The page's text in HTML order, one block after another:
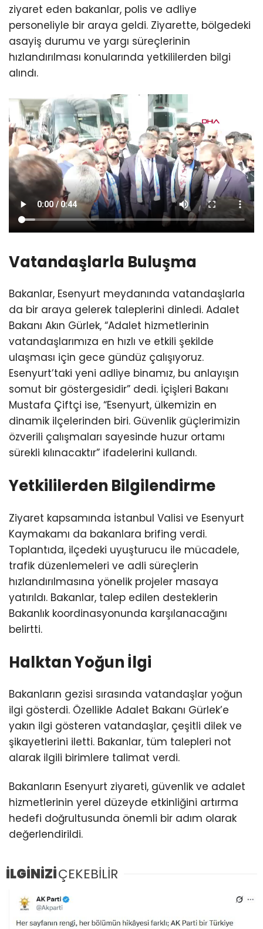
ziyaret eden bakanlar, polis ve adliye
personeliyle bir araya geldi. Ziyarette, bölgedeki
asayiş durumu ve yargı süreçlerinin
hızlandırılması konularında yetkililerden bilgi
alındı.
Vatandaşlarla Buluşma
Bakanlar, Esenyurt meydanında vatandaşlarla
da bir araya gelerek taleplerini dinledi. Adalet
Bakanı Akın Gürlek, “Adalet hizmetlerinin
vatandaşlarımıza en hızlı ve etkili şekilde
ulaşması için gece gündüz çalışıyoruz.
Esenyurt’taki yeni adliye binamız, bu anlayışın
somut bir göstergesidir” dedi. İçişleri Bakanı
Mustafa Çiftçi ise, “Esenyurt, ülkemizin en
dinamik ilçelerinden biri. Güvenlik güçlerimizin
özverili çalışmaları sayesinde huzur ortamı
sürekli kılınacaktır” ifadelerini kullandı.
Yetkililerden Bilgilendirme
Ziyaret kapsamında İstanbul Valisi ve Esenyurt
Kaymakamı da bakanlara brifing verdi.
Toplantıda, ilçedeki uyuşturucu ile mücadele,
trafik düzenlemeleri ve adli süreçlerin
hızlandırılmasına yönelik projeler masaya
yatırıldı. Bakanlar, talep edilen desteklerin
Bakanlık koordinasyonunda karşılanacağını
belirtti.
Halktan Yoğun İlgi
Bakanların gezisi sırasında vatandaşlar yoğun
ilgi gösterdi. Özellikle Adalet Bakanı Gürlek’e
yakın ilgi gösteren vatandaşlar, çeşitli dilek ve
şikayetlerini iletti. Bakanlar, tüm talepleri not
alarak ilgili birimlere talimat verdi.
Bakanların Esenyurt ziyareti, güvenlik ve adalet
hizmetlerinin yerel düzeyde etkinliğini artırma
hedefi doğrultusunda önemli bir adım olarak
değerlendirildi.
İLGİNİZİÇEKEBİLİR